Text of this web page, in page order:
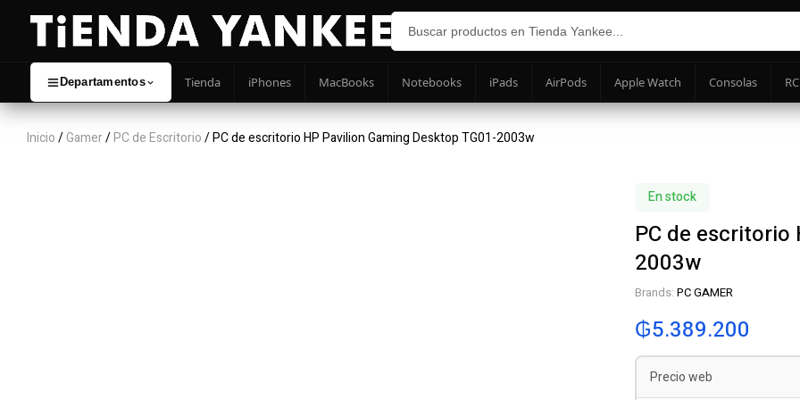
Departamentos Tienda iPhones MacBooks Notebooks iPads AirPods Apple Watch Consolas
Inicio/Gamer/PC de Escritorio/ PC de escritorio HP Pavilion Gaming Desktop TG01-2003w
En stock
PC de escritorio
2003w
Brands: PC GAMER
₲5.389.200
Precio web